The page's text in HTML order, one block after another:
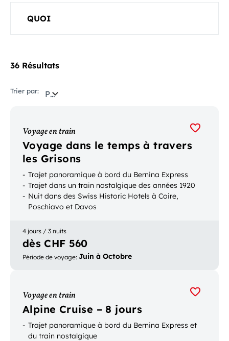
QUOI
36 Résultats
Trier par: Pertinence
Voyage en train
Voyage dans le temps à travers
les Grisons
Trajet panoramique à bord du Bernina Express
Trajet dans un train nostalgique des années 1920
Nuit dans des Swiss Historic Hotels à Coire,
Poschiavo et Davos
4 jours / 3 nuits
dès CHF 560
Période de voyage: Juin à Octobre
Voyage en train
Alpine Cruise – 8 jours
Trajet panoramique à bord du Bernina Express et
du train nostalgique